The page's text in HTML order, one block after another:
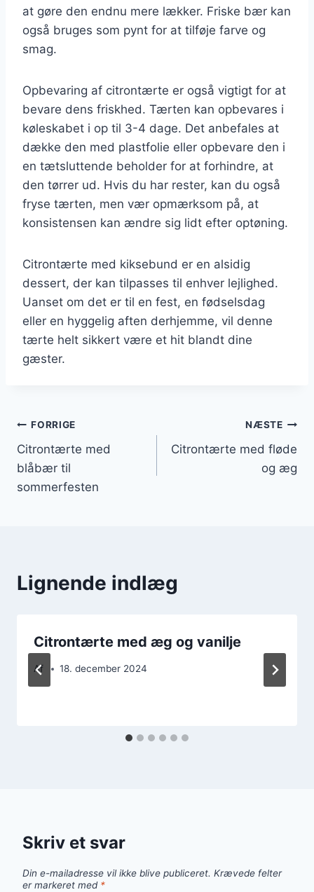
at gøre den endnu mere lækker. Friske bær kan
også bruges som pynt for at tilføje farve og
smag.
Opbevaring af citrontærte er også vigtigt for at
bevare dens friskhed. Tærten kan opbevares i
køleskabet i op til 3-4 dage. Det anbefales at
dække den med plastfolie eller opbevare den i
en tætsluttende beholder for at forhindre, at
den tørrer ud. Hvis du har rester, kan du også
fryse tærten, men vær opmærksom på, at
konsistensen kan ændre sig lidt efter optøning.
Citrontærte med kiksebund er en alsidig
dessert, der kan tilpasses til enhver lejlighed.
Uanset om det er til en fest, en fødselsdag
eller en hyggelig aften derhjemme, vil denne
tærte helt sikkert være et hit blandt dine
gæster.
Indlægsnavigation
FORRIGE
Citrontærte med
blåbær til
sommerfesten
NÆSTE
Citrontærte med fløde
og æg
Lignende indlæg
Citrontærte med æg og vanilje
Af 18. december 2024
Skriv et svar
Din e-mailadresse vil ikke blive publiceret. Krævede felter
er markeret med *